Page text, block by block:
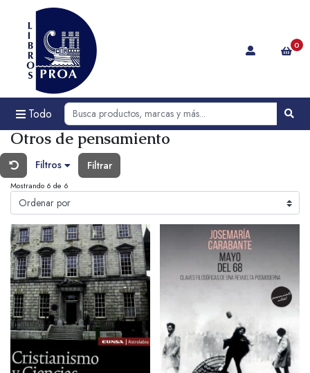
Todo
0
Otros de pensamiento
Filtros Filtrar
Mostrando 6 de 6